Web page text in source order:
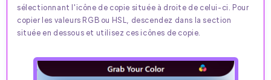
sélectionnant l'icône de copie située à droite de celui-ci. Pour
copier les valeurs RGB ou HSL, descendez dans la section
située en dessous et utilisez ces icônes de copie.